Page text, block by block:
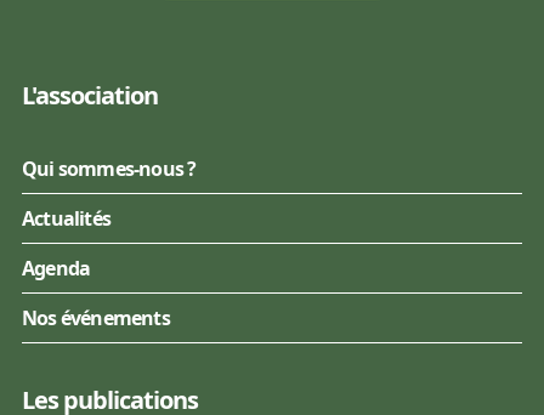
L'association
Qui sommes-nous ?
Actualités
Agenda
Nos événements
Les publications